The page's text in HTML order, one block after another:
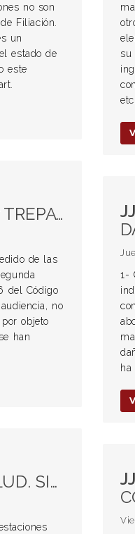
no son
Filiación.
un
estado de
este
su
Nro. 3 de la 2da. nominación de la ciudad de Veando Tuerto, STa. Fe.
de las
del Código
no
objeto
han
1-
ha
tratamiento.